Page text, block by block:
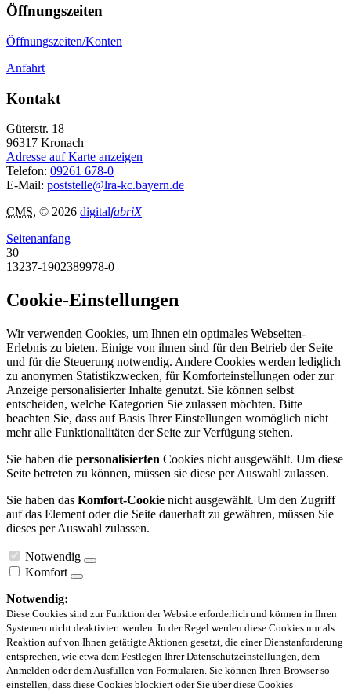
Öffnungszeiten
Öffnungszeiten/Konten
Anfahrt
Kontakt
Güterstr. 18
96317 Kronach
Adresse auf Karte anzeigen
Telefon: 09261 678-0
E-Mail: poststelle@lra-kc.bayern.de
CMS, © 2026 digitalfabriX
Seitenanfang
30
13237-1902389978-0
Cookie-Einstellungen
Wir verwenden Cookies, um Ihnen ein optimales Webseiten-
Erlebnis zu bieten. Einige von ihnen sind für den Betrieb der Seite
und für die Steuerung notwendig. Andere Cookies werden lediglich
zu anonymen Statistikzwecken, für Komforteinstellungen oder zur
Anzeige personalisierter Inhalte genutzt. Sie können selbst
entscheiden, welche Kategorien Sie zulassen möchten. Bitte
beachten Sie, dass auf Basis Ihrer Einstellungen womöglich nicht
mehr alle Funktionalitäten der Seite zur Verfügung stehen.
Sie haben die personalisierten Cookies nicht ausgewählt. Um diese
Seite betreten zu können, müssen sie diese per Auswahl zulassen.
Sie haben das Komfort-Cookie nicht ausgewählt. Um den Zugriff
auf das Element oder die Seite dauerhaft zu gewähren, müssen Sie
dieses per Auswahl zulassen.
Notwendig
Komfort
Notwendig:
Diese Cookies sind zur Funktion der Website erforderlich und können in Ihren
Systemen nicht deaktiviert werden. In der Regel werden diese Cookies nur als
Reaktion auf von Ihnen getätigte Aktionen gesetzt, die einer Dienstanforderung
entsprechen, wie etwa dem Festlegen Ihrer Datenschutzeinstellungen, dem
Anmelden oder dem Ausfüllen von Formularen. Sie können Ihren Browser so
einstellen, dass diese Cookies blockiert oder Sie über diese Cookies